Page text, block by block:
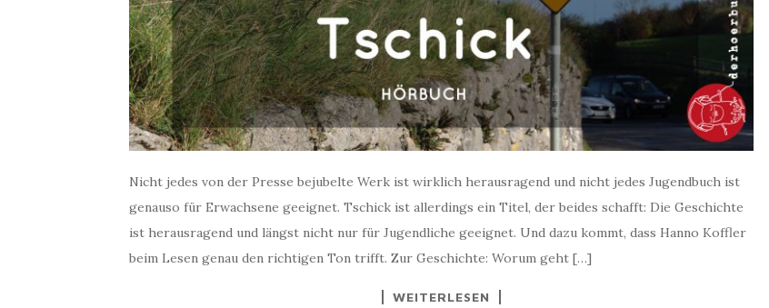
Nicht jedes von der Presse bejubelte Werk ist wirklich herausragend und nicht jedes Jugendbuch ist
genauso für Erwachsene geeignet. Tschick ist allerdings ein Titel, der beides schafft: Die Geschichte
ist herausragend und längst nicht nur für Jugendliche geeignet. Und dazu kommt, dass Hanno Koffler
beim Lesen genau den richtigen Ton trifft. Zur Geschichte: Worum geht […]
WEITERLESEN